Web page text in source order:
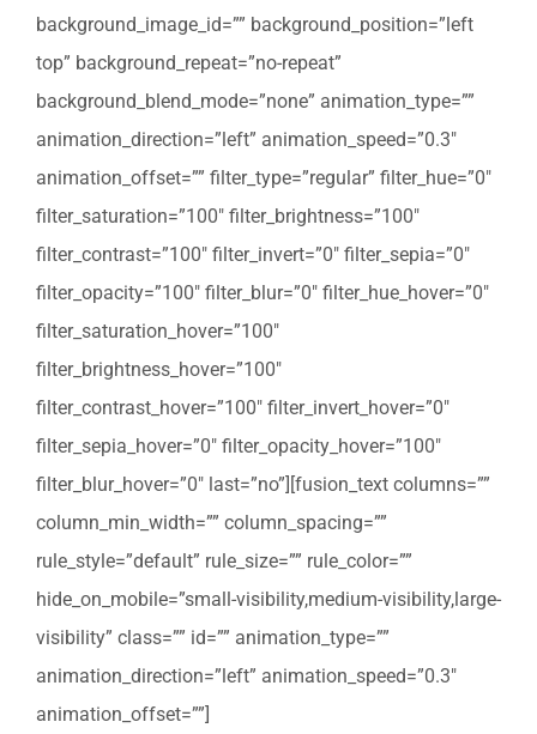
background_image_id=”” background_position=”left
top” background_repeat=”no-repeat”
background_blend_mode=”none” animation_type=””
animation_direction=”left” animation_speed=”0.3″
animation_offset=”” filter_type=”regular” filter_hue=”0″
filter_saturation=”100″ filter_brightness=”100″
filter_contrast=”100″ filter_invert=”0″ filter_sepia=”0″
filter_opacity=”100″ filter_blur=”0″ filter_hue_hover=”0″
filter_saturation_hover=”100″
filter_brightness_hover=”100″
filter_contrast_hover=”100″ filter_invert_hover=”0″
filter_sepia_hover=”0″ filter_opacity_hover=”100″
filter_blur_hover=”0″ last=”no”][fusion_text columns=””
column_min_width=”” column_spacing=””
rule_style=”default” rule_size=”” rule_color=””
hide_on_mobile=”small-visibility,medium-visibility,large-
visibility” class=”” id=”” animation_type=””
animation_direction=”left” animation_speed=”0.3″
animation_offset=””]